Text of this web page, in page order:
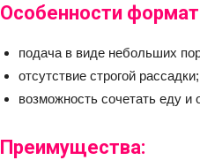
Особенности
подача в виде небольших
отсутствие строгой рассадки;
возможность сочетать еду и
Преимущества: